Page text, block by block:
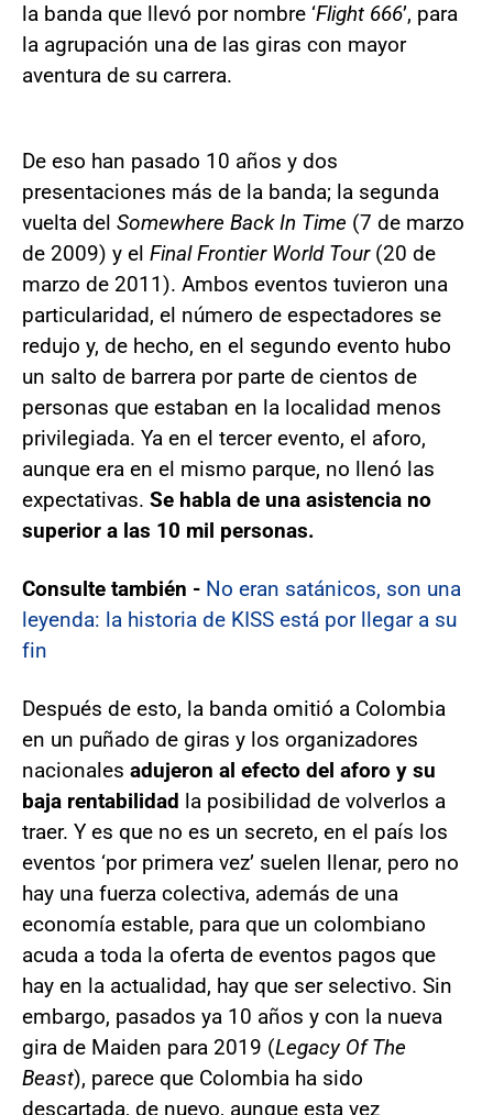
la banda que llevó por nombre ‘Flight 666’, para
la agrupación una de las giras con mayor
aventura de su carrera.
De eso han pasado 10 años y dos
presentaciones más de la banda; la segunda
vuelta del Somewhere Back In Time (7 de marzo
de 2009) y el Final Frontier World Tour(20 de
marzo de 2011). Ambos eventos tuvieron una
particularidad, el número de espectadores se
redujo y, de hecho, en el segundo evento hubo
un salto de barrera por parte de cientos de
personas que estaban en la localidad menos
privilegiada. Ya en el tercer evento, el aforo,
aunque era en el mismo parque, no llenó las
expectativas. Se habla de una asistencia no
superior a las 10 mil personas.
Consulte también - No eran satánicos, son una
leyenda: la historia de KISS está por llegar a su
fin
Después de esto, la banda omitió a Colombia
en un puñado de giras y los organizadores
nacionales adujeron al efecto del aforo y su
baja rentabilidad la posibilidad de volverlos a
traer. Y es que no es un secreto, en el país los
eventos ‘por primera vez’ suelen llenar, pero no
hay una fuerza colectiva, además de una
economía estable, para que un colombiano
acuda a toda la oferta de eventos pagos que
hay en la actualidad, hay que ser selectivo. Sin
embargo, pasados ya 10 años y con la nueva
gira de Maiden para 2019 (Legacy Of The
Beast), parece que Colombia ha sido
descartada, de nuevo, aunque esta vez